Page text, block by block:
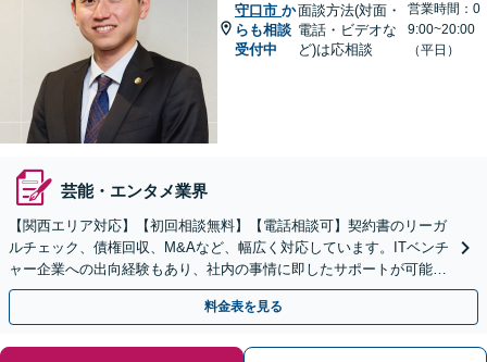
守口市 か
らも相談
受付中
面談方法(対面・
電話・ビデオな
ど)は応相談
営業時間：0
9:00~20:00
（平日）
芸能・エンタメ業界
【関西エリア対応】【初回相談無料】【電話相談可】契約書のリーガ
ルチェック、債権回収、M&Aなど、幅広く対応しています。ITベンチ
ャー企業への出向経験もあり、社内の事情に即したサポートが可能で
す。お気軽にご相談ください。【夜間・土日相談可】
料金表を見る